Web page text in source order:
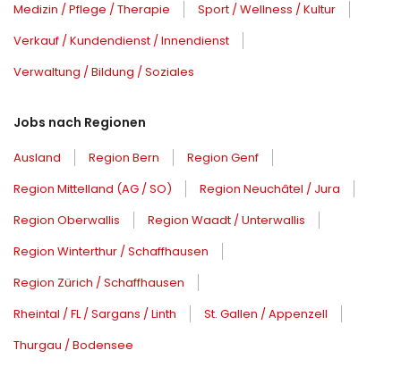
Medizin / Pflege / Therapie
Sport / Wellness / Kultur
Verkauf / Kundendienst / Innendienst
Verwaltung / Bildung / Soziales
Jobs nach Regionen
Ausland Region Bern
Region Genf
Region Mittelland (AG / SO)
Region Neuchâtel / Jura
Region Oberwallis
Region Waadt / Unterwallis
Region Winterthur / Schaffhausen
Region Zürich / Schaffhausen
Rheintal / FL / Sargans / Linth
St. Gallen / Appenzell
Thurgau / Bodensee